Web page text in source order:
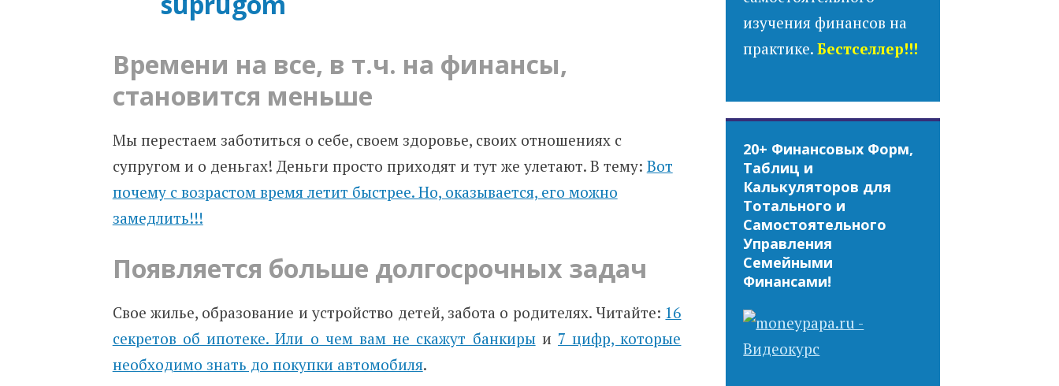
Времени на все, в т.ч. на финансы,
становится меньше
Мы перестаем заботиться о себе, своем здоровье, своих отношениях с
супругом и о деньгах! Деньги просто приходят и тут же улетают. В тему: Вот
почему с возрастом время летит быстрее. Но, оказывается, его можно
замедлить!!!
Появляется больше долгосрочных задач
Свое жилье, образование и устройство детей, забота о родителях. Читайте: 16
секретов об ипотеке. Или о чем вам не скажут банкирыи 7 цифр, которые
необходимо знать до покупки автомобиля.
изучения финансов на
практике.Бестселлер!!!
20+ Финансовых Форм,
Таблиц и
Калькуляторов для
Тотального и
Самостоятельного
Управления
Семейными
Финансами!